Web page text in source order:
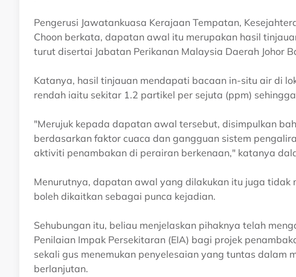
Pengerusi Jawatankuasa Kerajaan Tempatan,
Choon berkata, dapatan awal itu merupakan hasil
turut disertai Jabatan Perikanan Malaysia Daerah Johor
Katanya, hasil tinjauan mendapati bacaan in-situ air di
rendah iaitu sekitar 1.2 partikel per sejuta (ppm)
"Merujuk kepada dapatan awal tersebut, disimpulkan
berdasarkan faktor cuaca dan gangguan sistem
aktiviti penambakan di perairan berkenaan," katanya
Menurutnya, dapatan awal yang dilakukan itu juga tidak
boleh dikaitkan sebagai punca kejadian.
Sehubungan itu, beliau menjelaskan pihaknya telah
Penilaian Impak Persekitaran (EIA) bagi projek
sekali gus menemukan penyelesaian yang tuntas dalam
berlanjutan.